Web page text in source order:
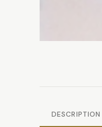
DESCRIPTION